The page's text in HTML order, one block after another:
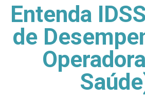
Entenda
de